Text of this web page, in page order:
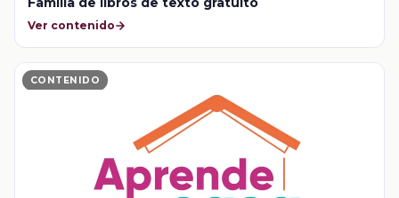
Ver contenido
CONTENIDO